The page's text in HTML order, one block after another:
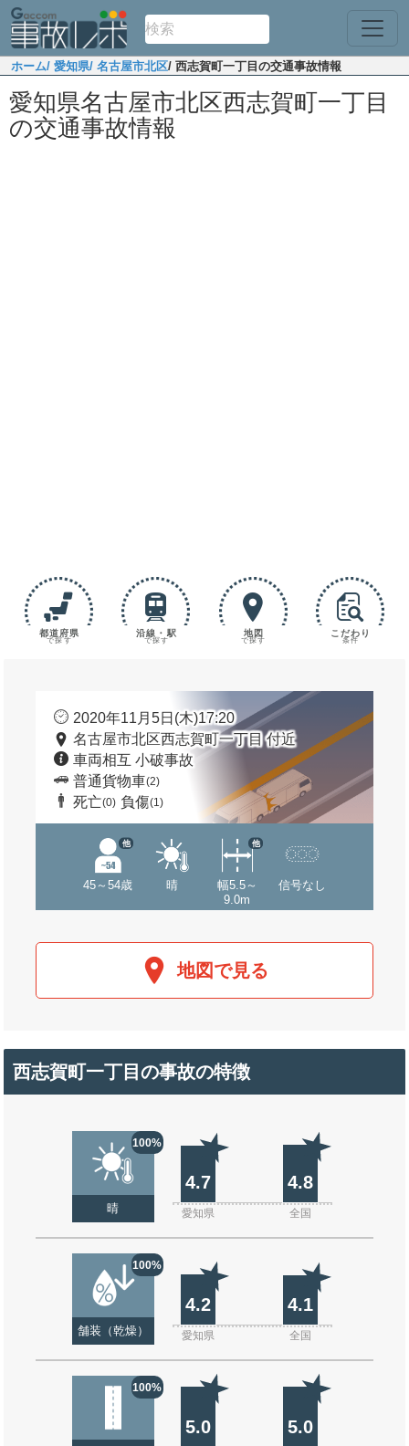
ホーム/ 愛知県/ 名古屋市北区/ 西志賀町一丁目の交通事故情報
愛知県名古屋市北区西志賀町一丁目
の交通事故情報
都道府県
で探す
沿線・駅
で探す
地図
で探す
こだわり
条件
2020年11月5日(木)17:20
名古屋市北区西志賀町一丁目 付近
車両相互 小破事故
普通貨物車(2)
死亡(0) 負傷(1)
45～54歳
他
晴
幅5.5～
9.0m
他
信号なし
地図で見る
西志賀町一丁目の事故の特徴
100%
晴
4.7 4.8
愛知県 全国
100%
舗装（乾燥）
4.2 4.1
愛知県 全国
100%
5.0 5.0